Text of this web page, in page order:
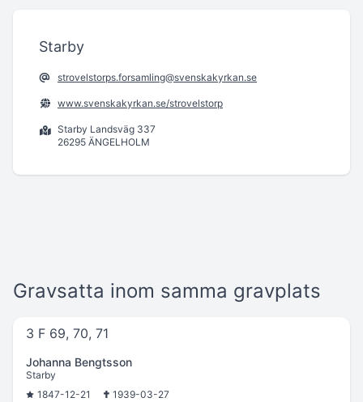
Starby
strovelstorps.forsamling@svenskakyrkan.se
www.svenskakyrkan.se/strovelstorp
Starby Landsväg 337
26295 ÄNGELHOLM
Gravsatta inom samma gravplats
3 F 69, 70, 71
Johanna Bengtsson
Starby
1847-12-21
1939-03-27